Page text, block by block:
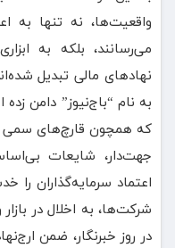
واقعیت‌ها، نه تنها به
می‌رسانند، بلکه به
نهادهای مالی تبدیل
به نام “باج‌نیوز” دامن
که همچون قارچ‌های سمی
جهت‌دار، شایعات
اعتماد سرمایه‌گذاران را
شرکت‌ها، به اخلال در
️در روز خبرنگار، ضمن